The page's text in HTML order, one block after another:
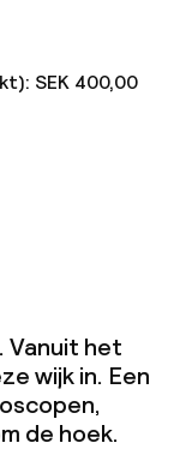
SEK 400,00
Vanuit het
wijk in. Een
de hoek.